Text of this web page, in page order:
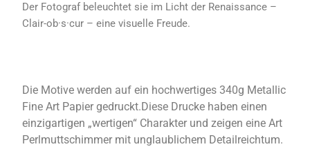
Der Fotograf beleuchtet sie im Licht der Renaissance –
Clair-ob·s·cur – eine visuelle Freude.
Die Motive werden auf ein hochwertiges 340g Metallic
Fine Art Papier gedruckt.Diese Drucke haben einen
einzigartigen „wertigen“ Charakter und zeigen eine Art
Perlmuttschimmer mit unglaublichem Detailreichtum.